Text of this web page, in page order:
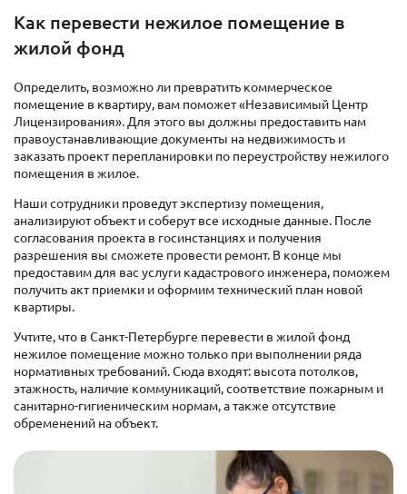
Как перевести нежилое помещение в
жилой фонд
Определить, возможно ли превратить коммерческое
помещение в квартиру, вам поможет «Независимый Центр
Лицензирования». Для этого вы должны предоставить нам
правоустанавливающие документы на недвижимость и
заказать проект перепланировки по переустройству нежилого
помещения в жилое.
Наши сотрудники проведут экспертизу помещения,
анализируют объект и соберут все исходные данные. После
согласования проекта в госинстанциях и получения
разрешения вы сможете провести ремонт. В конце мы
предоставим для вас услуги кадастрового инженера, поможем
получить акт приемки и оформим технический план новой
квартиры.
Учтите, что в Санкт-Петербурге перевести в жилой фонд
нежилое помещение можно только при выполнении ряда
нормативных требований. Сюда входят: высота потолков,
этажность, наличие коммуникаций, соответствие пожарным и
санитарно-гигиеническим нормам, а также отсутствие
обременений на объект.